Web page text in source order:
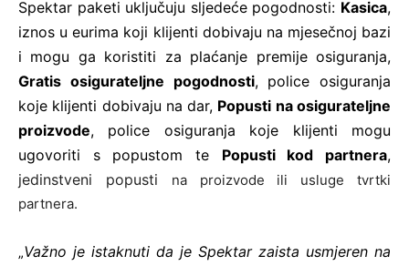
Spektar paketi uključuju sljedeće pogodnosti: Kasica,
iznos u eurima koji klijenti dobivaju na mjesečnoj bazi
i mogu ga koristiti za plaćanje premije osiguranja,
Gratis osigurateljne pogodnosti, police osiguranja
koje klijenti dobivaju na dar, Popusti na osigurateljne
proizvode, police osiguranja koje klijenti mogu
ugovoriti s popustom te Popusti kod partnera,
jedinstveni popusti na proizvode ili usluge tvrtki
partnera.
„Važno je istaknuti da je Spektar zaista usmjeren na